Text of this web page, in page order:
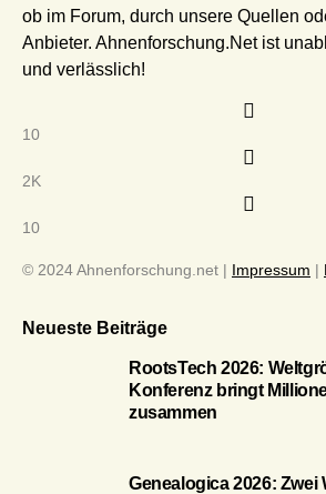
ob im Forum, durch unsere Quellen
Anbieter. Ahnenforschung.Net ist
und verlässlich!
10
2K
10
© 2024 Ahnenforschung.net | Impressum |
Neueste Beiträge
RootsTech 2026:
Konferenz bringt
zusammen
Genealogica 2026: Zwei